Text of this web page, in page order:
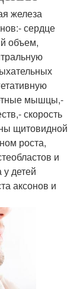
железа
сердце
объем,
мышцы,-
скорость
щитовидной
роста,
и
детей
аксонов и